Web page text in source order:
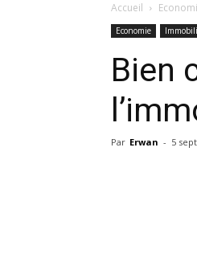
Accueil
Economie
Bien
Par Erwan - 5